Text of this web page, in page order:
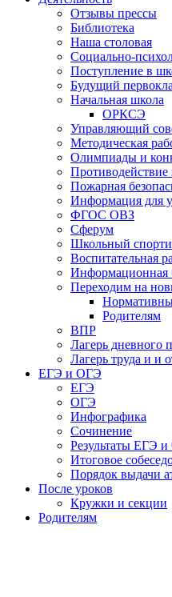
Отзывы прессы
Библиотека
Наша столовая
Социально-
Поступление в
Будущий
Начальная школа
ОРКСЭ
Управляющий
Методическая
Олимпиады и
Противодействие
Пожарная
Информация для
ФГОС ОВЗ
Сферум
Школьный
Воспитательная
Информационная
Переходим на
Родителям
ВПР
Лагерь дневного
Лагерь труда и и
ЕГЭ и ОГЭ
ЕГЭ
ОГЭ
Инфографика
Сочинение
Результаты ЕГЭ
Итоговое
Порядок выдачи
После уроков
Кружки и секции
Родителям